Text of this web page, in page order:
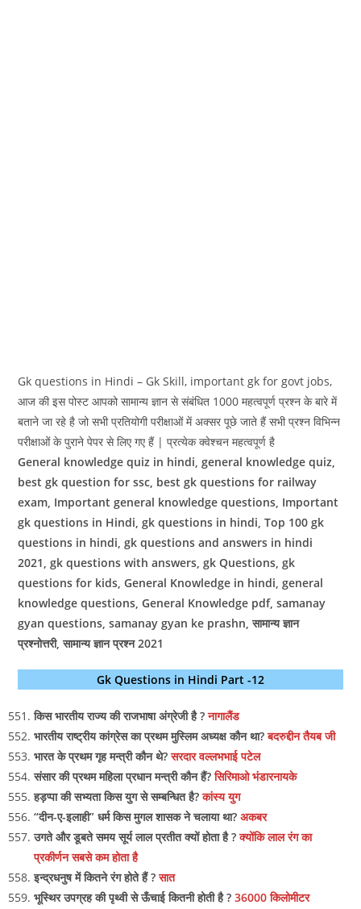
Gk questions in Hindi – Gk Skill, important gk for govt jobs,
आज की इस पोस्ट आपको सामान्य ज्ञान से संबंधित 1000 महत्वपूर्ण प्रश्न के बारे में
बताने जा रहे है जो सभी प्रतियोगी परीक्षाओं में अक्सर पूछे जाते हैं सभी प्रश्न विभिन्न
परीक्षाओं के पुराने पेपर से लिए गए हैं | प्रत्येक क्वेश्चन महत्वपूर्ण है
General knowledge quiz in hindi, general knowledge quiz,
best gk question for ssc, best gk questions for railway
exam, Important general knowledge questions, Important
gk questions in Hindi, gk questions in hindi, Top 100 gk
questions in hindi, gk questions and answers in hindi
2021, gk questions with answers, gk Questions, gk
questions for kids, General Knowledge in hindi, general
knowledge questions, General Knowledge pdf, samanay
gyan questions, samanay gyan ke prashn, सामान्य ज्ञान
प्रश्नोत्तरी, सामान्य ज्ञान प्रश्न 2021
Gk Questions in Hindi Part -12
किस भारतीय राज्य की राजभाषा अंग्रेजी है ?नागालैंड
भारतीय राष्ट्रीय कांग्रेस का प्रथम मुस्लिम अध्यक्ष कौन था?बदरुद्दीन तैयब जी
भारत के प्रथम गृह मन्त्री कौन थे?सरदार वल्लभभाई पटेल
संसार की प्रथम महिला प्रधान मन्त्री कौन हैं?सिरिमाओ भंडारनायके
हड़प्पा की सभ्यता किस युग से सम्बन्धित है?कांस्य युग
“दीन-ए-इलाही” धर्म किस मुगल शासक ने चलाया था?अकबर
उगते और डूबते समय सूर्य लाल प्रतीत क्यों होता है ?क्योंकि लाल रंग का
प्रकीर्णन सबसे कम होता है
इन्द्रधनुष में कितने रंग होते हैं ?सात
भूस्थिर उपग्रह की पृथ्वी से ऊँचाई कितनी होती है ?36000 किलोमीटर